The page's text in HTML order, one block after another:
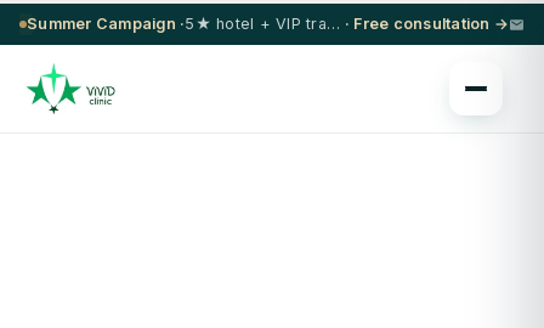
Summer Campaign · 5★ hotel + VIP transfer on select procedures · Free consultation →